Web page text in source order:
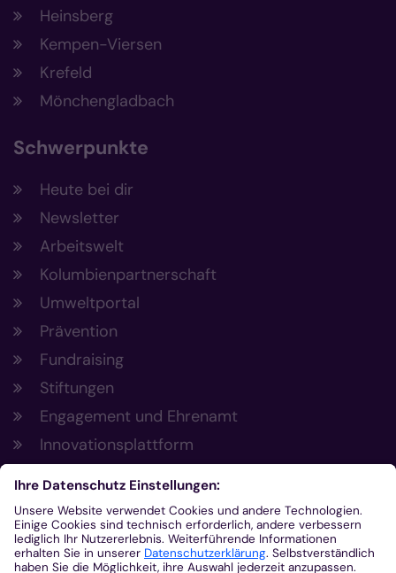
Heinsberg
Kempen-Viersen
Krefeld
Mönchengladbach
Schwerpunkte
Heute bei dir
Newsletter
Arbeitswelt
Kolumbienpartnerschaft
Umweltportal
Prävention
Fundraising
Stiftungen
Engagement und Ehrenamt
Innovationsplattform
Aus der Plattform
Nachrichten
Veranstaltungen